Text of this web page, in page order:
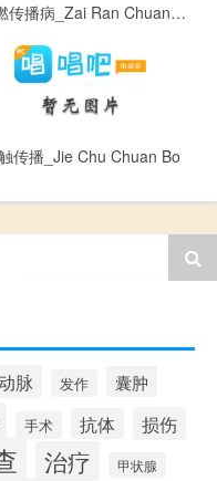
再燃传播病_Zai Ran Chuan Bo Bing
传播_Jie Chu Chuan Bo
脉 发作 囊肿
手术 抗体 损伤
治疗 甲状腺